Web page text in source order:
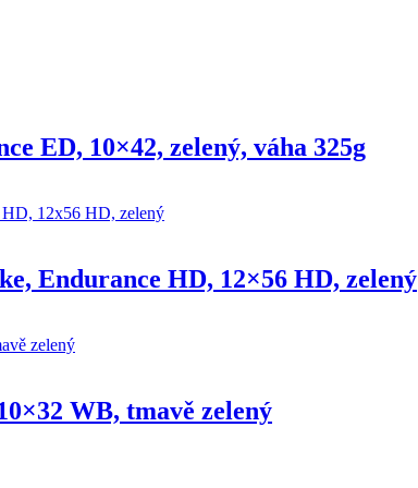
ED, 10×42, zelený, váha 325g
Endurance HD, 12×56 HD, zelený
WB, tmavě zelený